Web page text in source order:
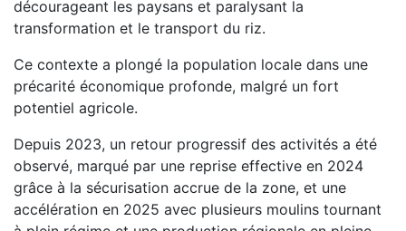
décourageant les paysans et paralysant la
transformation et le transport du riz.
Ce contexte a plongé la population locale dans une
précarité économique profonde, malgré un fort
potentiel agricole.
Depuis 2023, un retour progressif des activités a été
observé, marqué par une reprise effective en 2024
grâce à la sécurisation accrue de la zone, et une
accélération en 2025 avec plusieurs moulins tournant